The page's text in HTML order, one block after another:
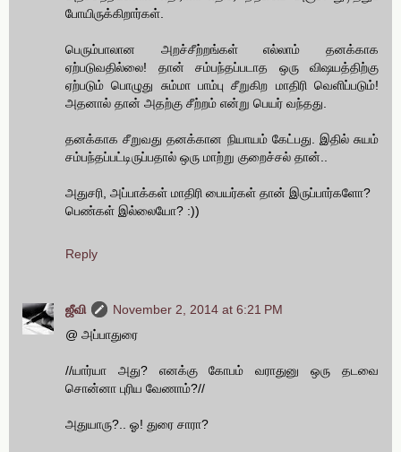
போயிருக்கிறார்கள்.
பெரும்பாலான அறச்சீற்றங்கள் எல்லாம் தனக்காக
ஏற்படுவதில்லை! தான் சம்பந்தப்படாத ஒரு விஷயத்திற்கு
ஏற்படும் பொழுது சும்மா பாம்பு சீறுகிற மாதிரி வெளிப்படும்!
அதனால் தான் அதற்கு சீற்றம் என்று பெயர் வந்தது.
தனக்காக சீறுவது தனக்கான நியாயம் கேட்பது. இதில் சுயம்
சம்பந்தப்பட்டிருப்பதால் ஒரு மாற்று குறைச்சல் தான்..
அதுசரி, அப்பாக்கள் மாதிரி பையர்கள் தான் இருப்பார்களோ?
பெண்கள் இல்லையோ? :))
Reply
ஜீவி
November 2, 2014 at 6:21 PM
@ அப்பாதுரை
//யார்யா அது? எனக்கு கோபம் வராதுனு ஒரு தடவை
சொன்னா புரிய வேணாம்?//
அதுயாரு?.. ஓ! துரை சாரா?